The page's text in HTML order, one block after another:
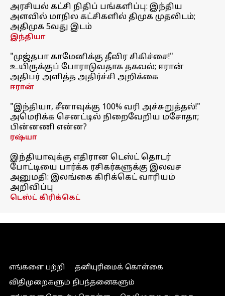
அரசியல் கட்சி நிதிப் பங்களிப்பு: இந்திய
அளவில் மாநில கட்சிகளில் திமுக முதலிடம்;
அதிமுக 5வது இடம்
இந்தியா
"முஜ்தபா காமேனிக்கு தீவிர சிகிச்சை!"
உயிருக்குப் போராடுவதாக தகவல்; ஈரான்
அதிபர் அளித்த அதிர்ச்சி அறிக்கை
ஈரான்
"இந்தியா, சீனாவுக்கு 100% வரி அச்சுறுத்தல்!"
அமெரிக்க செனட்டில் நிறைவேறிய மசோதா;
பின்னணி என்ன?
ரஷ்யா
இந்தியாவுக்கு எதிரான டெஸ்ட் தொடர்
போட்டியை பார்க்க ரசிகர்களுக்கு இலவச
அனுமதி: இலங்கை கிரிக்கெட் வாரியம்
அறிவிப்பு
டெஸ்ட் கிரிக்கெட்
எங்களை பற்றி
தனியுரிமைக் கொள்கை
விதிமுறைகளும் நிபந்தனைகளும்